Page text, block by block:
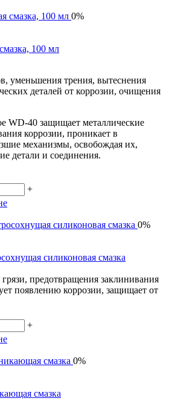
0%
100 мл
уменьшения трения, вытеснения
деталей от коррозии, очищения
WD-40 защищает металлические
коррозии, проникает в
механизмы, освобождая их,
детали и соединения.
+
0%
силиконовая смазка
предотвращения заклинивания
появлению коррозии, защищает от
+
0%
смазка